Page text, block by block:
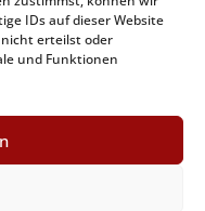
IDs auf dieser Website
erteilst oder
und Funktionen